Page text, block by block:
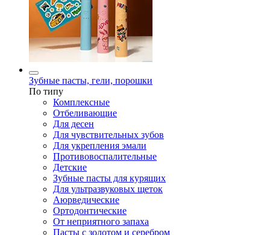
Зубные пасты, гели, порошки
По типу
Комплексные
Отбеливающие
Для десен
Для чувствительных зубов
Для укрепления эмали
Противовоспалительные
Детские
Зубные пасты для курящих
Для ультразвуковых щеток
Аюрведические
Ортодонтические
От неприятного запаха
Пасты с золотом и серебром